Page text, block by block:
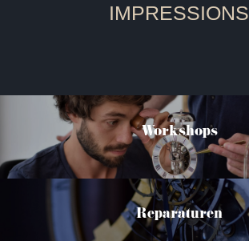
IMPRESSIONS
Workshops
Reparaturen